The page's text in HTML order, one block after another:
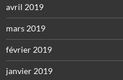
avril 2019
mars 2019
février 2019
janvier 2019